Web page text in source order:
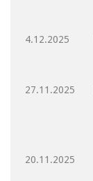
4.12.2025
27.11.2025
20.11.2025